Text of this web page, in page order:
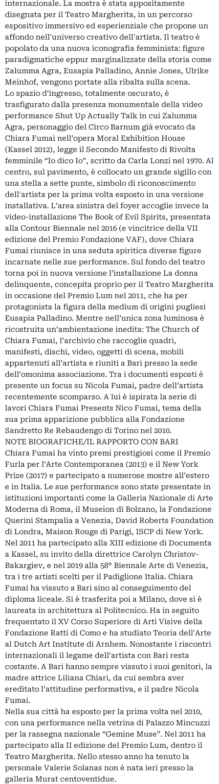
internazionale. La mostra è stata appositamente
disegnata per il Teatro Margherita, in un percorso
espositivo immersivo ed esperienziale che propone un
affondo nell'universo creativo dell'artista. Il teatro è
popolato da una nuova iconografia femminista: figure
paradigmatiche eppur marginalizzate della storia come
Zalumma Agra, Eusapia Palladino, Annie Jones, Ulrike
Meinhof, vengono portate alla ribalta sulla scena.
Lo spazio d’ingresso, totalmente oscurato, è
trasfigurato dalla presenza monumentale della video
performance Shut Up Actually Talk in cui Zalumma
Agra, personaggio del Circo Barnum già evocato da
Chiara Fumai nell’opera Moral Exhibition House
(Kassel 2012), legge il Secondo Manifesto di Rivolta
femminile “Io dico Io”, scritto da Carla Lonzi nel 1970. Al
centro, sul pavimento, è collocato un grande sigillo con
una stella a sette punte, simbolo di riconoscimento
dell'artista per la prima volta esposto in una versione
installativa. L’area sinistra del foyer accoglie invece la
video-installazione The Book of Evil Spirits, presentata
alla Contour Biennale nel 2016 (e vincitrice della VII
edizione del Premio Fondazione VAF), dove Chiara
Fumai riunisce in una seduta spiritica diverse figure
incarnate nelle sue performance. Sul fondo del teatro
torna poi in nuova versione l’installazione La donna
delinquente, concepita proprio per il Teatro Margherita
in occasione del Premio Lum nel 2011, che ha per
protagonista la figura della medium di origini pugliesi
Eusapia Palladino. Mentre nell’unica zona luminosa è
ricostruita un’ambientazione inedita: The Church of
Chiara Fumai, l’archivio che raccoglie quadri,
manifesti, dischi, video, oggetti di scena, mobili
appartenuti all’artista e riuniti a Bari presso la sede
dell’omonima associazione. Tra i documenti esposti è
presente un focus su Nicola Fumai, padre dell’artista
recentemente scomparso. A lui è ispirata la serie di
lavori Chiara Fumai Presents Nico Fumai, tema della
sua prima apparizione pubblica alla Fondazione
Sandretto Re Rebaudengo di Torino nel 2010.
NOTE BIOGRAFICHE/IL RAPPORTO CON BARI
Chiara Fumai ha vinto premi prestigiosi come il Premio
Furla per l’Arte Contemporanea (2013) e il New York
Prize (2017) e partecipato a numerose mostre all’estero
e in Italia. Le sue performance sono state presentate in
istituzioni importanti come la Galleria Nazionale di Arte
Moderna di Roma, il Museion di Bolzano, la Fondazione
Querini Stampalia a Venezia, David Roberts Foundation
di Londra, Maison Rouge di Parigi, ISCP di New York.
Nel 2011 ha partecipato alla XIII edizione di Documenta
a Kassel, su invito della direttrice Carolyn Christov-
Bakargiev, e nel 2019 alla 58° Biennale Arte di Venezia,
tra i tre artisti scelti per il Padiglione Italia. Chiara
Fumai ha vissuto a Bari sino al conseguimento del
diploma liceale. Si è trasferita poi a Milano, dove si è
laureata in architettura al Politecnico. Ha in seguito
frequentato il XV Corso Superiore di Arti Visive della
Fondazione Ratti di Como e ha studiato Teoria dell'Arte
al Dutch Art Institute di Arnhem. Nonostante i riscontri
internazionali il legame dell’artista con Bari resta
costante. A Bari hanno sempre vissuto i suoi genitori, la
madre attrice Liliana Chiari, da cui sembra aver
ereditato l’attitudine performativa, e il padre Nicola
Fumai.
Nella sua città ha esposto per la prima volta nel 2010,
con una performance nella vetrina di Palazzo Mincuzzi
per la rassegna nazionale “Gemine Muse”. Nel 2011 ha
partecipato alla II edizione del Premio Lum, dentro il
Teatro Margherita. Nello stesso anno ha tenuto la
personale Valerie Solanas non è nata ieri presso la
galleria Murat centoventidue.